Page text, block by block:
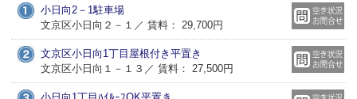
小日向2－1駐車場
文京区小日向２－１／ 賃料： 29,700円
文京区小日向1丁目屋根付き平置き
文京区小日向１－１３／ 賃料： 27,500円